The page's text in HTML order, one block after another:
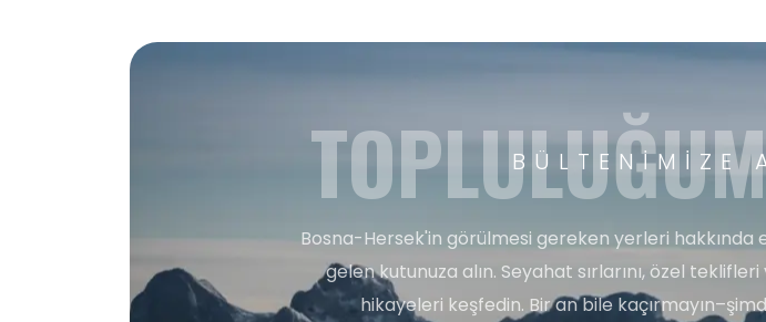
BÜLTENIMIZE
Bosna-Hersek'in görülmesi gereken yerleri
gelen kutunuza alın. Seyahat sırlarını, özel
hikayeleri keşfedin. Bir an bile